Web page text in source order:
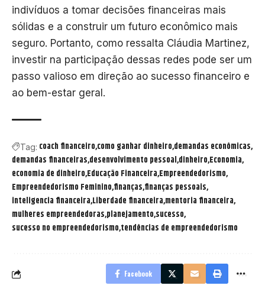
indivíduos a tomar decisões financeiras mais
sólidas e a construir um futuro econômico mais
seguro. Portanto, como ressalta Cláudia Martinez,
investir na participação dessas redes pode ser um
passo valioso em direção ao sucesso financeiro e
ao bem-estar geral.
Tag: coach financeiro como ganhar dinheiro demandas econômicas
demandas financeiras desenvolvimento pessoal dinheiro Economia
economia de dinheiro Educação Financeira Empreendedorismo
Empreendedorismo Feminino finanças finanças pessoais
inteligencia financeira Liberdade financeira mentoria financeira
mulheres empreendedoras planejamento sucesso
sucesso no empreendedorismo tendências de empreendedorismo
Facebook